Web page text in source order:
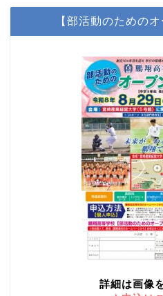
【部活動のための
詳細は画像